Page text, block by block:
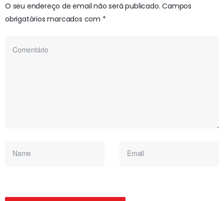
O seu endereço de email não será publicado. Campos
obrigatórios marcados com *